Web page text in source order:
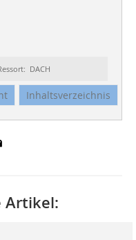
DACH
Inhaltsverzeichnis
Artikel: